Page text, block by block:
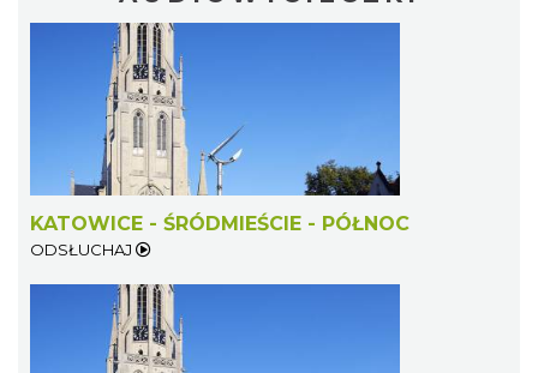
KATOWICE - ŚRÓDMIEŚCIE - PÓŁNOC
ODSŁUCHAJ